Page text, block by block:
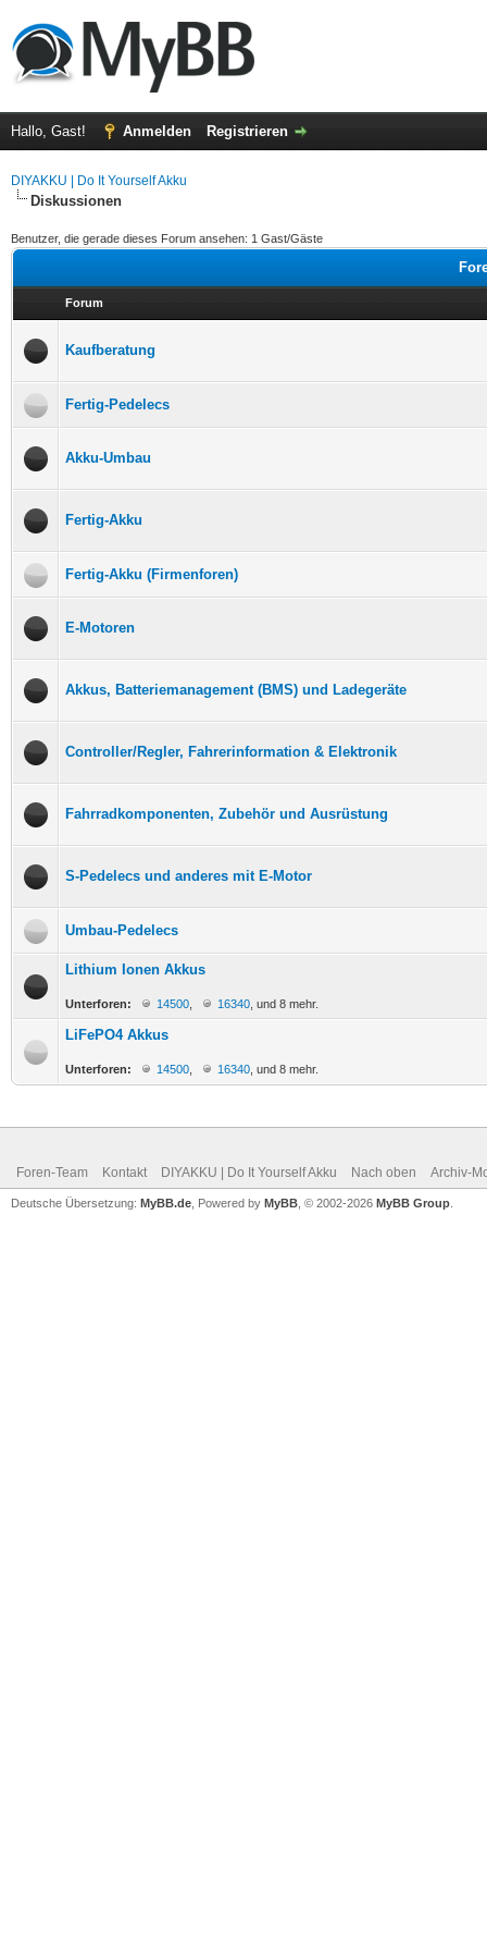
Hallo, Gast! Anmelden Registrieren
DIYAKKU | Do It Yourself Akku
Diskussionen
Benutzer, die gerade dieses Forum ansehen: 1 Gast/Gäste
Forum
Kaufberatung
Fertig-Pedelecs
Akku-Umbau
Fertig-Akku
Fertig-Akku (Firmenforen)
E-Motoren
Akkus, Batteriemanagement (BMS) und Ladegeräte
Controller/Regler, Fahrerinformation & Elektronik
Fahrradkomponenten, Zubehör und Ausrüstung
S-Pedelecs und anderes mit E-Motor
Umbau-Pedelecs
Lithium Ionen Akkus
Unterforen: 14500 16340 , und 8 mehr.
LiFePO4 Akkus
Unterforen: 14500 16340 , und 8 mehr.
Foren-Team Kontakt DIYAKKU | Do It Yourself Akku Nach oben Archiv-
Deutsche Übersetzung: MyBB.de , Powered by MyBB , © 2002-2026 MyBB Group